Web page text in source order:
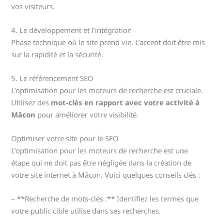
vos visiteurs.
4. Le développement et l’intégration
Phase technique où le site prend vie. L’accent doit être mis
sur la rapidité et la sécurité.
5. Le référencement SEO
L’optimisation pour les moteurs de recherche est cruciale.
Utilisez des mot-clés en rapport avec votre activité à
Mâcon pour améliorer votre visibilité.
Optimiser votre site pour le SEO
L’optimisation pour les moteurs de recherche est une
étape qui ne doit pas être négligée dans la création de
votre site internet à Mâcon. Voici quelques conseils clés :
– **Recherche de mots-clés :** Identifiez les termes que
votre public cible utilise dans ses recherches.